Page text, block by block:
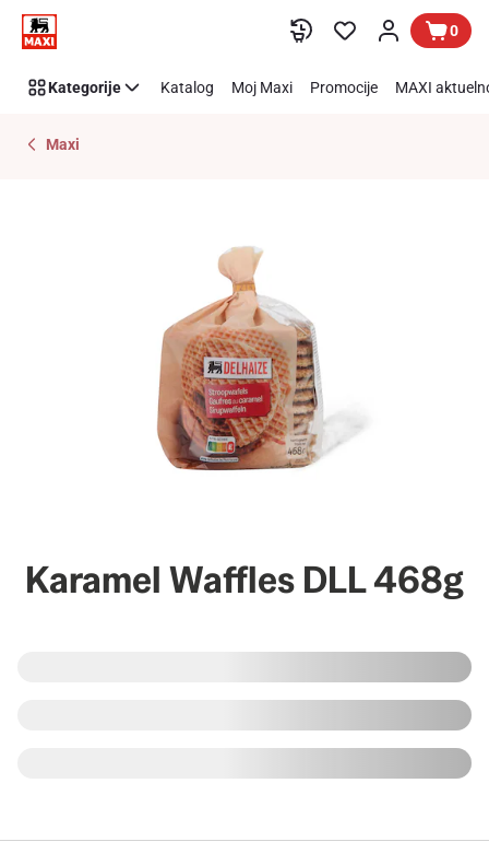
Preskoči link 0
Kategorije Katalog Moj Maxi Promocije MAXI
Maxi
Karamel Waffles DLL 468g